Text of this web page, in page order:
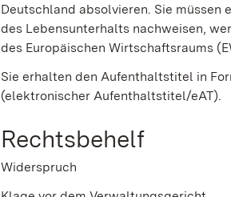
Deutschland absolvieren. Sie müssen
des Lebensunterhalts nachweisen,
des Europäischen Wirtschaftsraums
Sie erhalten den Aufenthaltstitel in
(elektronischer Aufenthaltstitel/eAT).
Rechtsbehelf
Widerspruch